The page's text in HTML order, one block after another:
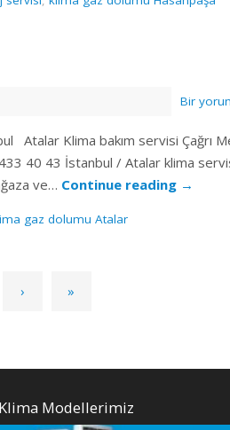
Bir
Atalar Klima bakım servisi Çağrı
40 43 İstanbul / Atalar klima
ve… Continue reading →
gaz dolumu Atalar
› »
Klima Modellerimiz